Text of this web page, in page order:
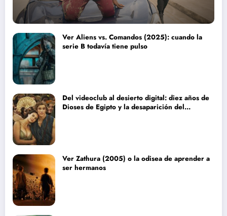
Ver Aliens vs. Comandos (2025): cuando la
serie B todavía tiene pulso
Del videoclub al desierto digital: diez años de
Dioses de Egipto y la desaparición del
Ver Zathura (2005) o la odisea de aprender a
ser hermanos